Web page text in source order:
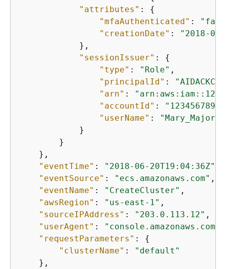
"attributes" : {
"mfaAuthenticated" :
"creationDate" :
"2018-
            },
"sessionIssuer" : {
"type" : "Role" ,
"principalId" :
"arn" :
"accountId" :
"userName" :
"Mary_Major"
            }
        }
    },
"eventTime" : "2018-06-20T19:04:36Z"
"eventSource" : "ecs.amazonaws.com" ,
"eventName" : "CreateCluster" ,
"awsRegion" : "us-east-1" ,
"sourceIPAddress" : "203.0.113.12" ,
"userAgent" : "console.amazonaws.com"
"requestParameters" : {
"clusterName" :
"default"
    },